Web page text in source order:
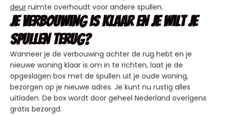
deur ruimte overhoudt voor andere spullen.
Je verbouwing is klaar en je wilt je
spullen terug?
Wanneer je de verbouwing achter de rug hebt en je
nieuwe woning klaar is om in te richten, laat je de
opgeslagen box met de spullen uit je oude woning,
bezorgen op je nieuwe adres. Je kunt nu rustig alles
uitladen. De box wordt door geheel Nederland overigens
gratis bezorgd.